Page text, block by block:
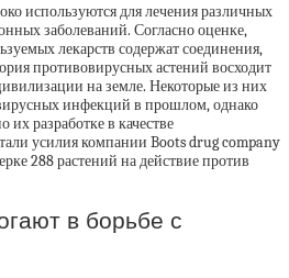
используются для лечения различных
заболеваний. Согласно оценке,
лекарств содержат соединения,
противовирусных астений восходит
на земле. Некоторые из них
инфекций в прошлом, однако
разработке в качестве
усилия компании Boots drug company
288 растений на действие против
в борьбе с